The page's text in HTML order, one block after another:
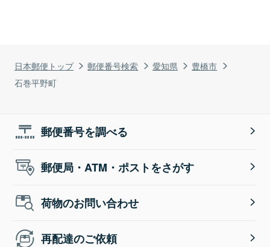
日本郵便トップ 郵便番号検索 愛知県
豊橋市
石巻平野町
郵便番号を調べる
郵便局・ATM・ポストをさがす
荷物のお問い合わせ
再配達のご依頼